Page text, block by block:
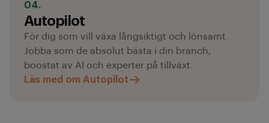
04.
Autopilot
För dig som vill växa långsiktigt och lönsamt.
Jobba som de absolut bästa i din branch,
boostat av AI och experter på tillväxt.
Läs med om Autopilot